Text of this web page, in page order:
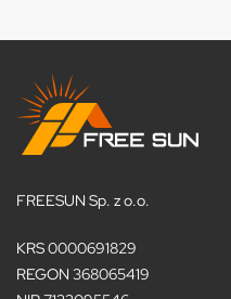
FREESUN Sp. z o.o.
KRS 0000691829
REGON 368065419